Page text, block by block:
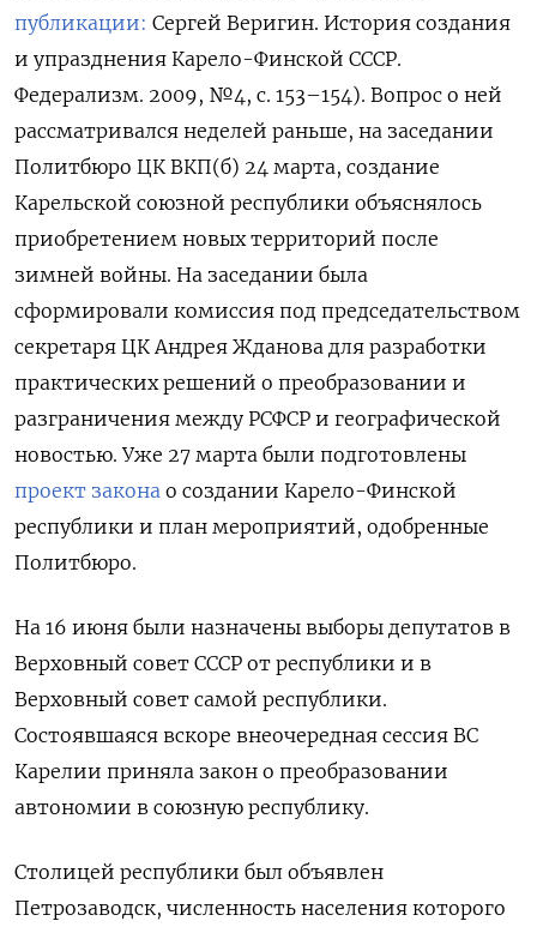
публикации: Сергей Веригин. История создания
и упразднения Карело-Финской СССР.
Федерализм. 2009, №4, с. 153–154). Вопрос о ней
рассматривался неделей раньше, на заседании
Политбюро ЦК ВКП(б) 24 марта, создание
Карельской союзной республики объяснялось
приобретением новых территорий после
зимней войны. На заседании была
сформировали комиссия под председательством
секретаря ЦК Андрея Жданова для разработки
практических решений о преобразовании и
разграничения между РСФСР и географической
новостью. Уже 27 марта были подготовлены
проект закона о создании Карело-Финской
республики и план мероприятий, одобренные
Политбюро.
На 16 июня были назначены выборы депутатов в
Верховный совет СССР от республики и в
Верховный совет самой республики.
Состоявшаяся вскоре внеочередная сессия ВС
Карелии приняла закон о преобразовании
автономии в союзную республику.
Столицей республики был объявлен
Петрозаводск, численность населения которого